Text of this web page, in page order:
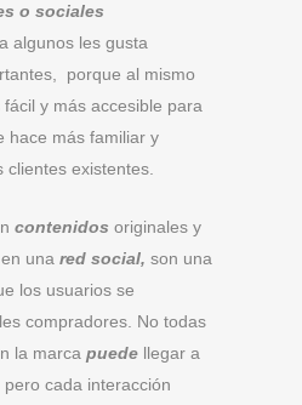
o sociales
algunos les gusta
porque al mismo
y más accesible para
hace más familiar y
existentes.
contenidos originales y
una red social, son una
los usuarios se
compradores. No todas
la marca puede llegar a
cada interacción